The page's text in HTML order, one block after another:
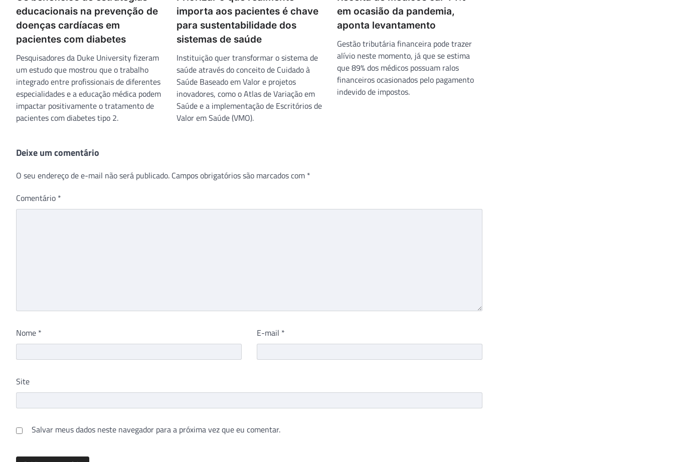
educacionais na prevenção de
doenças cardíacas em
pacientes com diabetes
Pesquisadores da Duke University fizeram
um estudo que mostrou que o trabalho
integrado entre profissionais de diferentes
especialidades e a educação médica podem
impactar positivamente o tratamento de
pacientes com diabetes tipo 2.
importa aos pacientes é chave
para sustentabilidade dos
sistemas de saúde
Instituição quer transformar o sistema de
saúde através do conceito de Cuidado à
Saúde Baseado em Valor e projetos
inovadores, como o Atlas de Variação em
Saúde e a implementação de Escritórios de
Valor em Saúde (VMO).
em ocasião da pandemia,
aponta levantamento
Gestão tributária financeira pode trazer
alívio neste momento, já que se estima
que 89% dos médicos possuam ralos
financeiros ocasionados pelo pagamento
indevido de impostos.
Deixe um comentário
O seu endereço de e-mail não será publicado. Campos obrigatórios são marcados com *
Comentário *
Nome * E-mail *
Site
Salvar meus dados neste navegador para a próxima vez que eu comentar.